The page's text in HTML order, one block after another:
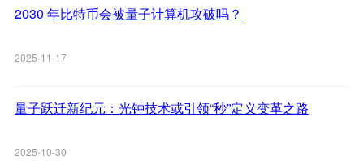
2030 年比特币会被量子计算机攻破吗？
2025-11-17
量子跃迁新纪元：光钟技术或引领“秒”定义变革之路
2025-10-30